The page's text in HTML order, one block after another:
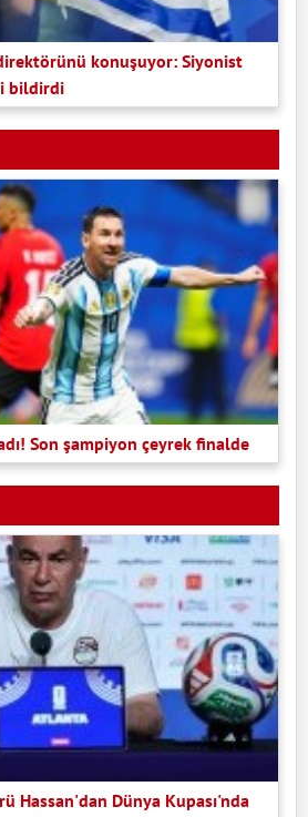
konuşuyor: Siyonist
bildirdi
Son şampiyon çeyrek finalde
Hassan'dan Dünya Kupası'nda